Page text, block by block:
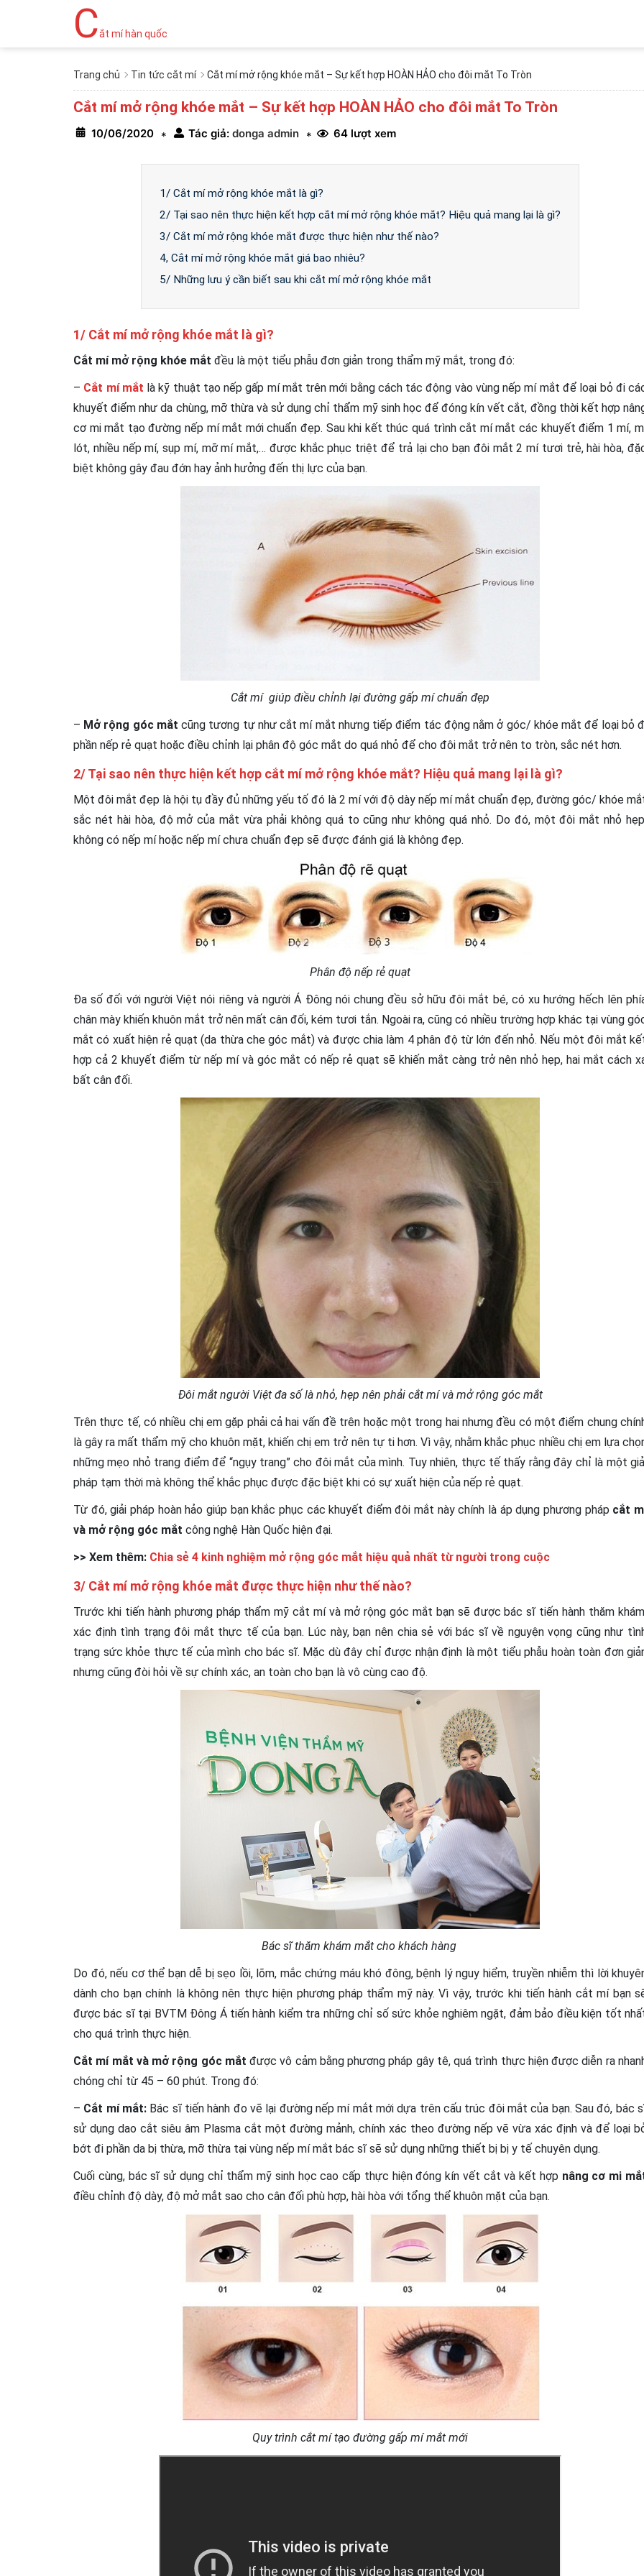
Cắt mí hàn quốc
Trang chủ Tin tức cắt mí Cắt mí mở rộng khóe mắt – Sự kết hợp HOÀN HẢO cho đôi mắt To Tròn
Cắt mí mở rộng khóe mắt – Sự kết hợp HOÀN HẢO cho đôi mắt To Tròn
10/06/2020 * Tác giả: donga admin * 64 lượt xem
1/ Cắt mí mở rộng khóe mắt là gì?
2/ Tại sao nên thực hiện kết hợp cắt mí mở rộng khóe mắt? Hiệu quả mang lại là gì?
3/ Cắt mí mở rộng khóe mắt được thực hiện như thế nào?
4, Cắt mí mở rộng khóe mắt giá bao nhiêu?
5/ Những lưu ý cần biết sau khi cắt mí mở rộng khóe mắt
1/ Cắt mí mở rộng khóe mắt là gì?
Cắt mí mở rộng khóe mắt đều là một tiểu phẫu đơn giản trong thẩm mỹ mắt, trong đó:
– Cắt mí mắt là kỹ thuật tạo nếp gấp mí mắt trên mới bằng cách tác động vào vùng nếp mí mắt để loại bỏ đi
khuyết điểm như da chùng, mỡ thừa và sử dụng chỉ thẩm mỹ sinh học để đóng kín vết cắt, đồng thời kết hợp
cơ mi mắt tạo đường nếp mí mắt mới chuẩn đẹp. Sau khi kết thúc quá trình cắt mí mắt các khuyết điểm 1 mí,
lót, nhiều nếp mí, sụp mí, mỡ mí mắt,… được khắc phục triệt để trả lại cho bạn đôi mắt 2 mí tươi trẻ, hài hòa,
biệt không gây đau đớn hay ảnh hưởng đến thị lực của bạn.
Cắt mí giúp điều chỉnh lại đường gấp mí chuẩn đẹp
– Mở rộng góc mắt cũng tương tự như cắt mí mắt nhưng tiếp điểm tác động nằm ở góc/ khóe mắt để loại bỏ
phần nếp rẻ quạt hoặc điều chỉnh lại phân độ góc mắt do quá nhỏ để cho đôi mắt trở nên to tròn, sắc nét hơn.
2/ Tại sao nên thực hiện kết hợp cắt mí mở rộng khóe mắt? Hiệu quả mang lại là gì?
Một đôi mắt đẹp là hội tụ đầy đủ những yếu tố đó là 2 mí với độ dày nếp mí mắt chuẩn đẹp, đường góc/ khóe
sắc nét hài hòa, độ mở của mắt vừa phải không quá to cũng như không quá nhỏ. Do đó, một đôi mắt nhỏ
không có nếp mí hoặc nếp mí chưa chuẩn đẹp sẽ được đánh giá là không đẹp.
Phân độ nếp rẻ quạt
Đa số đối với người Việt nói riêng và người Á Đông nói chung đều sở hữu đôi mắt bé, có xu hướng hếch lên
chân mày khiến khuôn mắt trở nên mất cân đối, kém tươi tắn. Ngoài ra, cũng có nhiều trường hợp khác tại vùng
mắt có xuất hiện rẻ quạt (da thừa che góc mắt) và được chia làm 4 phân độ từ lớn đến nhỏ. Nếu một đôi mắt
hợp cả 2 khuyết điểm từ nếp mí và góc mắt có nếp rẻ quạt sẽ khiến mắt càng trở nên nhỏ hẹp, hai mắt cách
bất cân đối.
Đôi mắt người Việt đa số là nhỏ, hẹp nên phải cắt mí và mở rộng góc mắt
Trên thực tế, có nhiều chị em gặp phải cả hai vấn đề trên hoặc một trong hai nhưng đều có một điểm chung
là gây ra mất thẩm mỹ cho khuôn mặt, khiến chị em trở nên tự ti hơn. Vì vậy, nhằm khắc phục nhiều chị em lựa
những mẹo nhỏ trang điểm để “ngụy trang” cho đôi mắt của mình. Tuy nhiên, thực tế thấy rằng đây chỉ là một
pháp tạm thời mà không thể khắc phục được đặc biệt khi có sự xuất hiện của nếp rẻ quạt.
Từ đó, giải pháp hoàn hảo giúp bạn khắc phục các khuyết điểm đôi mắt này chính là áp dụng phương pháp cắt
và mở rộng góc mắt công nghệ Hàn Quốc hiện đại.
>> Xem thêm: Chia sẻ 4 kinh nghiệm mở rộng góc mắt hiệu quả nhất từ người trong cuộc
3/ Cắt mí mở rộng khóe mắt được thực hiện như thế nào?
Trước khi tiến hành phương pháp thẩm mỹ cắt mí và mở rộng góc mắt bạn sẽ được bác sĩ tiến hành thăm
xác định tình trạng đôi mắt thực tế của bạn. Lúc này, bạn nên chia sẻ với bác sĩ về nguyện vọng cũng như
trạng sức khỏe thực tế của mình cho bác sĩ. Mặc dù đây chỉ được nhận định là một tiểu phẫu hoàn toàn đơn
nhưng cũng đòi hỏi về sự chính xác, an toàn cho bạn là vô cùng cao độ.
Bác sĩ thăm khám mắt cho khách hàng
Do đó, nếu cơ thể bạn dễ bị sẹo lồi, lõm, mắc chứng máu khó đông, bệnh lý nguy hiểm, truyền nhiễm thì lời
dành cho bạn chính là không nên thực hiện phương pháp thẩm mỹ này. Vì vậy, trước khi tiến hành cắt mí bạn
được bác sĩ tại BVTM Đông Á tiến hành kiểm tra những chỉ số sức khỏe nghiêm ngặt, đảm bảo điều kiện tốt
cho quá trình thực hiện.
Cắt mí mắt và mở rộng góc mắt được vô cảm bằng phương pháp gây tê, quá trình thực hiện được diễn ra
chóng chỉ từ 45 – 60 phút. Trong đó:
– Cắt mí mắt: Bác sĩ tiến hành đo vẽ lại đường nếp mí mắt mới dựa trên cấu trúc đôi mắt của bạn. Sau đó, bác
sử dụng dao cắt siêu âm Plasma cắt một đường mảnh, chính xác theo đường nếp vẽ vừa xác định và để loại
bớt đi phần da bị thừa, mỡ thừa tại vùng nếp mí mắt bác sĩ sẽ sử dụng những thiết bị bị y tế chuyên dụng.
Cuối cùng, bác sĩ sử dụng chỉ thẩm mỹ sinh học cao cấp thực hiện đóng kín vết cắt và kết hợp nâng cơ mi
điều chỉnh độ dày, độ mở mắt sao cho cân đối phù hợp, hài hòa với tổng thể khuôn mặt của bạn.
Quy trình cắt mí tạo đường gấp mí mắt mới